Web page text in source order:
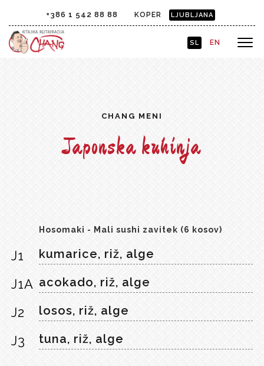
+386 1 542 88 88 KOPER LJUBLJANA
SL EN
CHANG MENI
Japonska kuhinja
Hosomaki - Mali sushi zavitek (6 kosov)
J1 kumarice, riž, alge
J1A acokado, riž, alge
J2 losos, riž, alge
J3 tuna, riž, alge